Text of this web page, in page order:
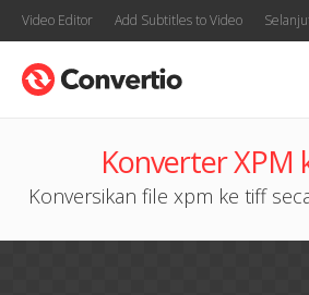
Video Editor Add Subtitles to Video
Konverter XPM
Konversikan file xpm ke tiff